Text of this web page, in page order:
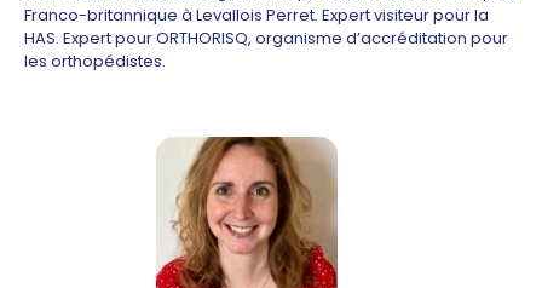
Franco-britannique à Levallois Perret. Expert visiteur pour la
HAS. Expert pour ORTHORISQ, organisme d’accréditation pour
les orthopédistes.